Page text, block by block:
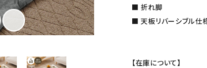
■ 折れ脚
■ 天板リバーシブル仕
【在庫について】